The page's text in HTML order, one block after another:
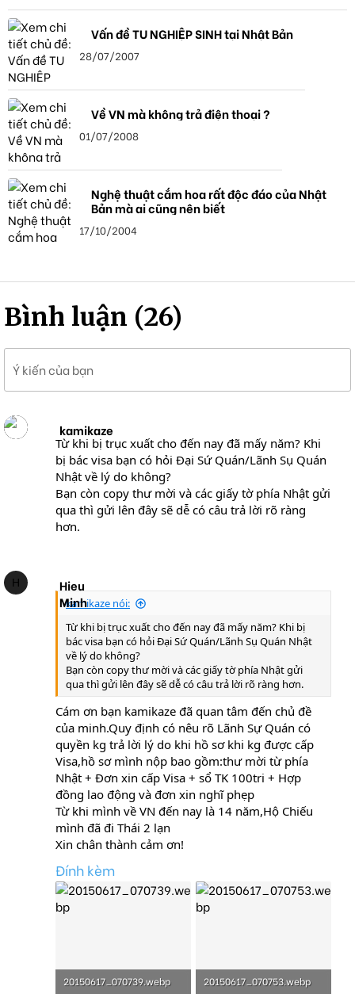
Vấn đề TU NGHIỆP SINH tại Nhật Bản
28/07/2007
Về VN mà không trả điện thoại ?
01/07/2008
Nghệ thuật cắm hoa rất độc đáo của Nhật
Bản mà ai cũng nên biết
17/10/2004
Bình luận (26)
Ý kiến của bạn
kamikaze
Từ khi bị trục xuất cho đến nay đã mấy năm? Khi
bị bác visa bạn có hỏi Đại Sứ Quán/Lãnh Sụ Quán
Nhật về lý do không?
Bạn còn copy thư mời và các giấy tờ phía Nhật gửi
qua thì gửi lên đây sẽ dễ có câu trả lời rõ ràng
hơn.
H
Hieu
Minh
kamikaze nói:
Từ khi bị trục xuất cho đến nay đã mấy năm? Khi bị
bác visa bạn có hỏi Đại Sứ Quán/Lãnh Sụ Quán Nhật
về lý do không?
Bạn còn copy thư mời và các giấy tờ phía Nhật gửi
qua thì gửi lên đây sẽ dễ có câu trả lời rõ ràng hơn.
Cám ơn bạn kamikaze đã quan tâm đến chủ đề
của minh.Quy định có nêu rõ Lãnh Sự Quán có
quyền kg trả lời lý do khi hồ sơ khi kg được cấp
Visa,hồ sơ mình nộp bao gồm:thư mời từ phía
Nhật + Đơn xin cấp Visa + sổ TK 100tri + Hợp
đồng lao động và đơn xin nghĩ phẹp
Từ khi mình về VN đến nay là 14 năm,Hộ Chiếu
mình đã đi Thái 2 lạn
Xin chân thành cảm ơn!
Đính kèm
20150617_070739.webp 20150617_070753.webp